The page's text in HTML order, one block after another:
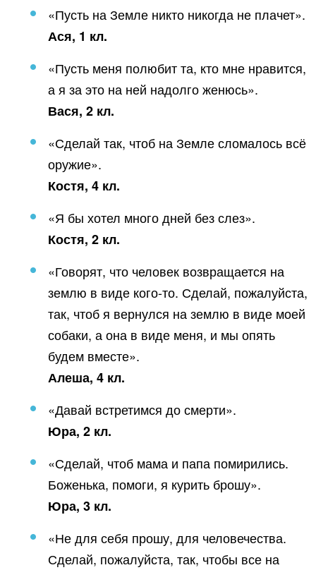
«Пусть на Земле никто никогда не плачет».
Ася, 1 кл.
«Пусть меня полюбит та, кто мне нравится,
а я за это на ней надолго женюсь».
Вася, 2 кл.
«Сделай так, чтоб на Земле сломалось всё
оружие».
Костя, 4 кл.
«Я бы хотел много дней без слез».
Костя, 2 кл.
«Говорят, что человек возвращается на
землю в виде кого-то. Сделай, пожалуйста,
так, чтоб я вернулся на землю в виде моей
собаки, а она в виде меня, и мы опять
будем вместе».
Алеша, 4 кл.
«Давай встретимся до смерти».
Юра, 2 кл.
«Сделай, чтоб мама и папа помирились.
Боженька, помоги, я курить брошу».
Юра, 3 кл.
«Не для себя прошу, для человечества.
Сделай, пожалуйста, так, чтобы все на